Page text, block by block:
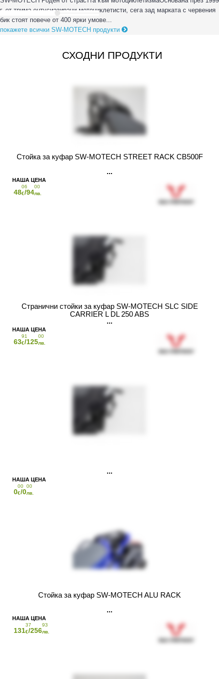
г. от трима ентусиазирани мотоциклетисти, сега зад марката с червения
бик стоят повече от 400 ярки умове...
покажете всички SW-MOTECH продукти
СХОДНИ ПРОДУКТИ
Стойка за куфар SW-MOTECH STREET RACK CB500F
48
06
€/94
00
лв.
Странични стойки за куфар SW-MOTECH SLC SIDE
CARRIER L DL 250 ABS
63
91
€/125
00
лв.
0
00
€/0
00
лв.
Стойка за куфар SW-MOTECH ALU RACK
131
37
€/256
93
лв.